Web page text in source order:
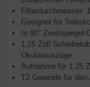
Filterdurchmesser:
Geeignet für
In 90° Zenitspiegel-
1,25 Zoll
Okularauszüge
Aufnahme für 1,25
T2 Gewinde für